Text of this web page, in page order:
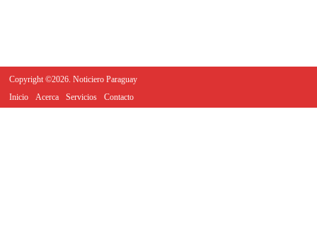
Copyright ©2026. Noticiero Paraguay
Inicio
Acerca Servicios Contacto